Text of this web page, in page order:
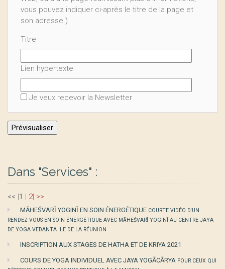
vous pouvez indiquer ci-après le titre de la page et
son adresse.)
Titre
Lien hypertexte
Je veux recevoir la Newsletter
Dans "Services" :
<< |1 | 2| >>
MĀHEŚVARĪ YOGINĪ EN SOIN ÉNERGÉTIQUE COURTE VIDÉO D'UN
RENDEZ-VOUS EN SOIN ÉNERGÉTIQUE AVEC MĀHEŚVARĪ YOGINĪ AU CENTRE JAYA
DE YOGA VEDANTA ILE DE LA RÉUNION
INSCRIPTION AUX STAGES DE HATHA ET DE KRIYA 2021
COURS DE YOGA INDIVIDUEL AVEC JAYA YOGĀCĀRYA POUR CEUX QUI